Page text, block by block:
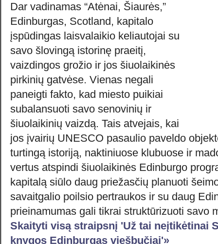
Dar vadinamas “Atėnai, Šiaurės,”
Edinburgas, Scotland, kapitalo
įspūdingas laisvalaikio keliautojai su
savo šlovingą istorinę praeitį,
vaizdingos grožio ir jos šiuolaikinės
pirkinių gatvėse. Vienas negali
paneigti fakto, kad miesto puikiai
subalansuoti savo senovinių ir
šiuolaikinių vaizdą. Tais atvejais, kai
jos įvairių UNESCO pasaulio paveldo
turtingą istoriją, naktiniuose klubuose ir
vertus atspindi šiuolaikinės Edinburgo
kapitalą siūlo daug priežasčių planuoti
savaitgalio poilsio pertraukos ir su daug
prieinamumas gali tikrai struktūrizuoti savo
Skaityti visą straipsnį 'Už tai neįtikėtinai
knygos Edinburgas viešbučiai'»